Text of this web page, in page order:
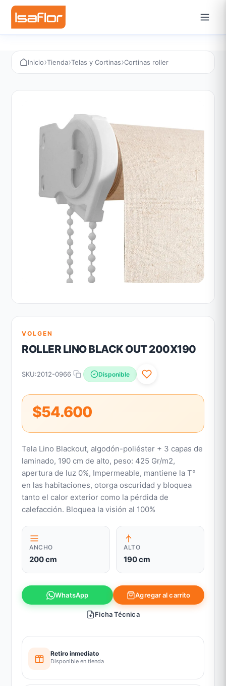
Inicio›Tienda›Telas y Cortinas›Cortinas roller
VOLGEN
ROLLER LINO BLACK OUT 200X190
SKU:2012-0966 Disponible
$54.600
Tela Lino Blackout, algodón-poliéster + 3 capas de
laminado, 190 cm de alto, peso: 425 Gr/m2,
apertura de luz 0%, Impermeable, mantiene la T°
en las habitaciones, otorga oscuridad y bloquea
tanto el calor exterior como la pérdida de
calefacción. Bloquea la visión al 100%
ANCHO
200 cm
ALTO
190 cm
WhatsApp Agregar al carrito
Ficha Técnica
Retiro inmediato
Disponible en tienda